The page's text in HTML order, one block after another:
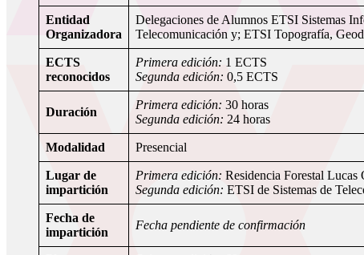
Entidad
Organizadora
Delegaciones de Alumnos ETSI Sistemas
Telecomunicación y; ETSI Topografía,
ECTS
reconocidos
Primera edición: 1 ECTS
Segunda edición: 0,5 ECTS
Duración
Primera edición: 30 horas
Segunda edición: 24 horas
Modalidad Presencial
Lugar de
impartición
Primera edición: Residencia Forestal Lucas
Segunda edición: ETSI de Sistemas de
Fecha de
impartición
Fecha pendiente de confirmación